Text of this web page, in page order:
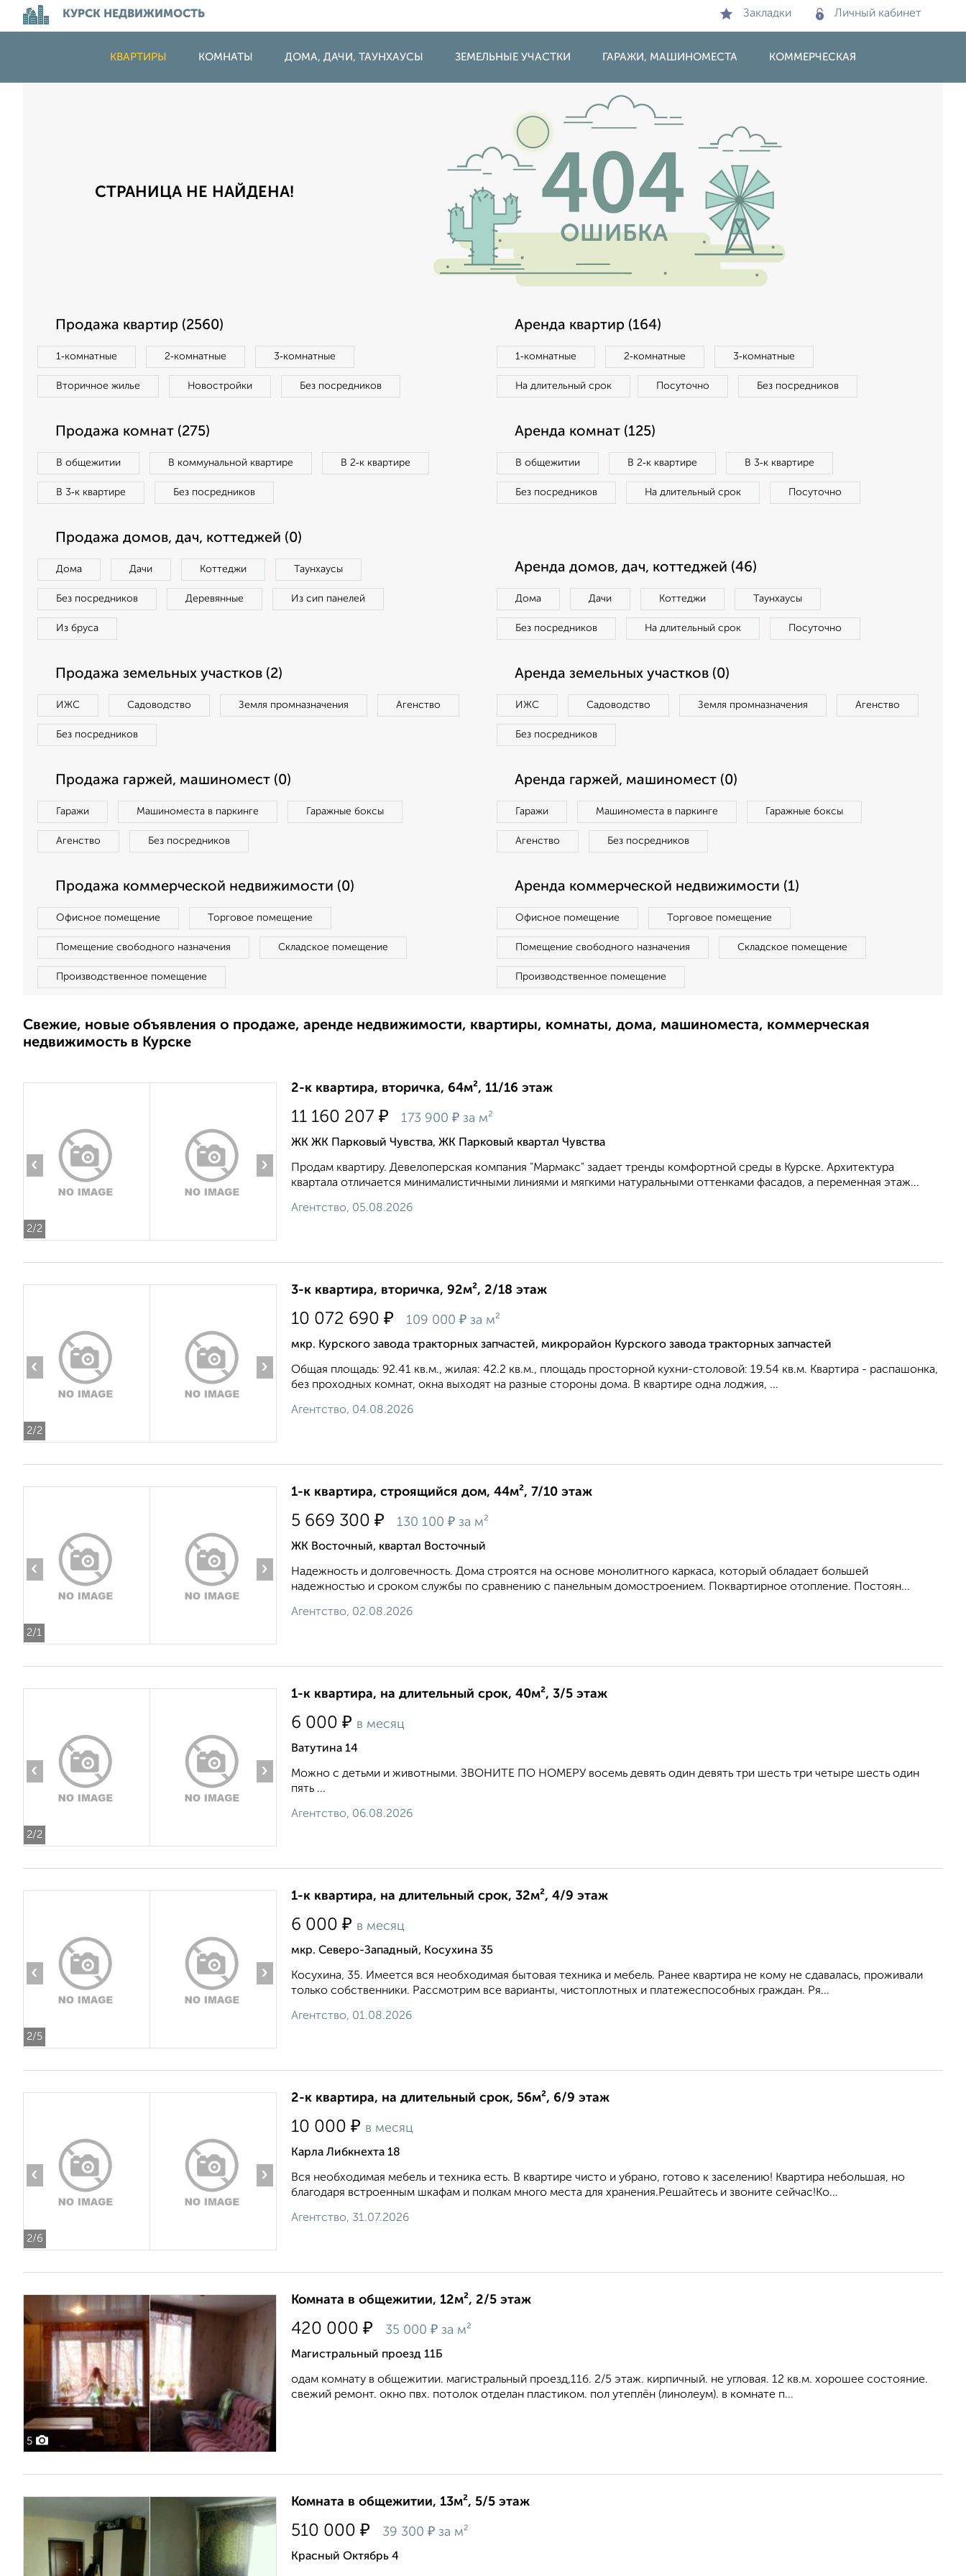
КУРСК НЕДВИЖИМОСТЬ Закладки Личный кабинет
КВАРТИРЫ КОМНАТЫ ДОМА, ДАЧИ, ТАУНХАУСЫ ЗЕМЕЛЬНЫЕ УЧАСТКИ ГАРАЖИ, МАШИНОМЕСТА КОММЕРЧЕСКАЯ
СТРАНИЦА НЕ НАЙДЕНА!
Продажа квартир (2560)
1‑комнатные 2‑комнатные 3‑комнатные
Вторичное жилье Новостройки Без посредников
Аренда квартир (164)
1‑комнатные 2‑комнатные 3‑комнатные
На длительный срок Посуточно Без посредников
Продажа комнат (275)
В общежитии В коммунальной квартире В 2‑к квартире
В 3‑к квартире Без посредников
Аренда комнат (125)
В общежитии В 2‑к квартире В 3‑к квартире
Без посредников На длительный срок Посуточно
Продажа домов, дач, коттеджей (0)
Дома Дачи Коттеджи Таунхаусы
Без посредников Деревянные Из сип панелей
Из бруса
Аренда домов, дач, коттеджей (46)
Дома Дачи Коттеджи Таунхаусы
Без посредников На длительный срок Посуточно
Продажа земельных участков (2)
ИЖС Садоводство Земля промназначения Агенство
Без посредников
Аренда земельных участков (0)
ИЖС Садоводство Земля промназначения Агенство
Без посредников
Продажа гаржей, машиномест (0)
Гаражи Машиноместа в паркинге Гаражные боксы
Агенство Без посредников
Аренда гаржей, машиномест (0)
Гаражи Машиноместа в паркинге Гаражные боксы
Агенство Без посредников
Продажа коммерческой недвижимости (0)
Офисное помещение Торговое помещение
Помещение свободного назначения Складское помещение
Производственное помещение
Аренда коммерческой недвижимости (1)
Офисное помещение Торговое помещение
Помещение свободного назначения Складское помещение
Производственное помещение
Свежие, новые объявления о продаже, аренде недвижимости, квартиры, комнаты, дома, машиноместа, коммерческая
недвижимость в Курске
2/2
‹ ›
2-к квартира, вторичка, 64м², 11/16 этаж
11 160 207 ₽ 173 900 ₽ за м²
ЖК ЖК Парковый Чувства, ЖК Парковый квартал Чувства
Продам квартиру. Девелоперская компания "Мармакс" задает тренды комфортной среды в Курске. Архитектура
квартала отличается минималистичными линиями и мягкими натуральными оттенками фасадов, а переменная этаж...
Агентство, 05.08.2026
2/2
‹ ›
3-к квартира, вторичка, 92м², 2/18 этаж
10 072 690 ₽ 109 000 ₽ за м²
мкр. Курского завода тракторных запчастей, микрорайон Курского завода тракторных запчастей
Общая площадь: 92.41 кв.м., жилая: 42.2 кв.м., площадь просторной кухни-столовой: 19.54 кв.м. Квартира - распашонка,
без проходных комнат, окна выходят на paзные стороны дома. В квартире одна лоджия, ...
Агентство, 04.08.2026
2/1
‹ ›
1-к квартира, строящийся дом, 44м², 7/10 этаж
5 669 300 ₽ 130 100 ₽ за м²
ЖК Восточный, квартал Восточный
Надежность и долговечность. Дома строятся на основе монолитного каркаса, который обладает большей
надежностью и сроком службы по сравнению с панельным домостроением. Поквартирное отопление. Постоян...
Агентство, 02.08.2026
2/2
‹ ›
1-к квартира, на длительный срок, 40м², 3/5 этаж
6 000 ₽ в месяц
Ватутина 14
Можно с детьми и животными. ЗВОНИТЕ ПО НОМЕРУ восемь девять один девять три шесть три четыре шесть один
пять ...
Агентство, 06.08.2026
2/5
‹ ›
1-к квартира, на длительный срок, 32м², 4/9 этаж
6 000 ₽ в месяц
мкр. Северо-Западный, Косухина 35
Косухина, 35. Имеется вся необходимая бытовая техника и мебель. Ранее квартира не кому не сдавалась, проживали
только собственники. Рассмотрим все варианты, чистоплотных и платежеспособных граждан. Ря...
Агентство, 01.08.2026
2/6
‹ ›
2-к квартира, на длительный срок, 56м², 6/9 этаж
10 000 ₽ в месяц
Карла Либкнехта 18
Вся необходимая мебель и техника есть. В квартире чисто и убрано, готово к заселению! Квартира небольшая, но
благодаря встроенным шкафам и полкам много места для хранения.Решайтесь и звоните сейчас!Ко...
Агентство, 31.07.2026
5
Комната в общежитии, 12м², 2/5 этаж
420 000 ₽ 35 000 ₽ за м²
Магистральный проезд 11Б
одам комнату в общежитии. магистральный проезд,11б. 2/5 этаж. кирпичный. не угловая. 12 кв.м. хорошее состояние.
свежий ремонт. окно пвх. потолок отделан пластиком. пол утеплён (линолеум). в комнате п...
Комната в общежитии, 13м², 5/5 этаж
510 000 ₽ 39 300 ₽ за м²
Красный Октябрь 4